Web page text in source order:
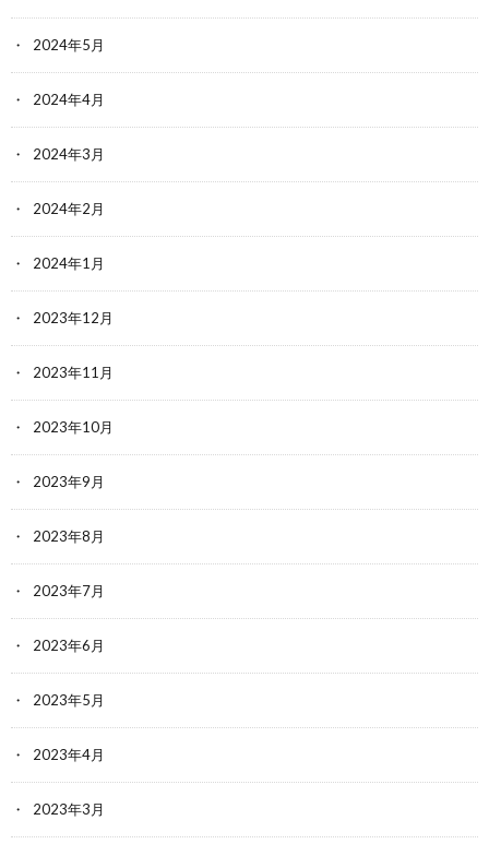
2024年5月
2024年4月
2024年3月
2024年2月
2024年1月
2023年12月
2023年11月
2023年10月
2023年9月
2023年8月
2023年7月
2023年6月
2023年5月
2023年4月
2023年3月